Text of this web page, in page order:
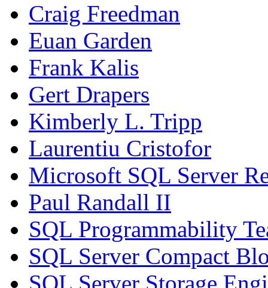
Craig Freedman
Euan Garden
Frank Kalis
Gert Drapers
Kimberly L. Tripp
Laurentiu Cristofor
Microsoft SQL Server
Paul Randall II
SQL Programmability
SQL Server Compact